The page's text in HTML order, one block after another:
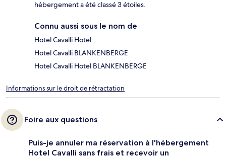
hébergement a été classé 3 étoiles.
Connu aussi sous le nom de
Hotel Cavalli Hotel
Hotel Cavalli BLANKENBERGE
Hotel Cavalli Hotel BLANKENBERGE
Informations sur le droit de rétractation
Foire aux questions
Puis-je annuler ma réservation à l'hébergement
Hotel Cavalli sans frais et recevoir un